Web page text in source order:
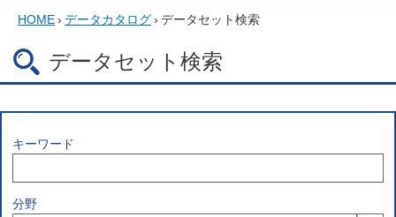
HOME› データカタログ› データセット検索
データセット検索
キーワード
分野